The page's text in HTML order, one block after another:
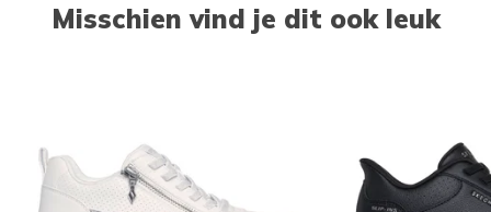
Misschien vind je dit ook leuk